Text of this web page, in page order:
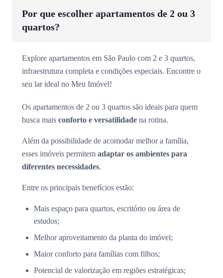
Por que escolher apartamentos de 2 ou 3
quartos?
Explore apartamentos em São Paulo com 2 e 3 quartos,
infraestrutura completa e condições especiais. Encontre o
seu lar ideal no Meu Imóvel!
Os apartamentos de 2 ou 3 quartos são ideais para quem
busca mais conforto e versatilidade na rotina.
Além da possibilidade de acomodar melhor a família,
esses imóveis permitem adaptar os ambientes para
diferentes necessidades.
Entre os principais benefícios estão:
Mais espaço para quartos, escritório ou área de
estudos;
Melhor aproveitamento da planta do imóvel;
Maior conforto para famílias com filhos;
Potencial de valorização em regiões estratégicas;